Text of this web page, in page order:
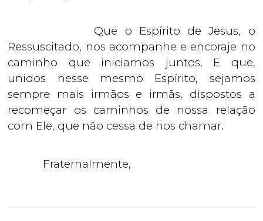
Que o Espírito de Jesus, o
Ressuscitado, nos acompanhe e encoraje no
caminho que iniciamos juntos. E que,
unidos nesse mesmo Espírito, sejamos
sempre mais irmãos e irmãs, dispostos a
recomeçar os caminhos de nossa relação
com Ele, que não cessa de nos chamar.
Fraternalmente,